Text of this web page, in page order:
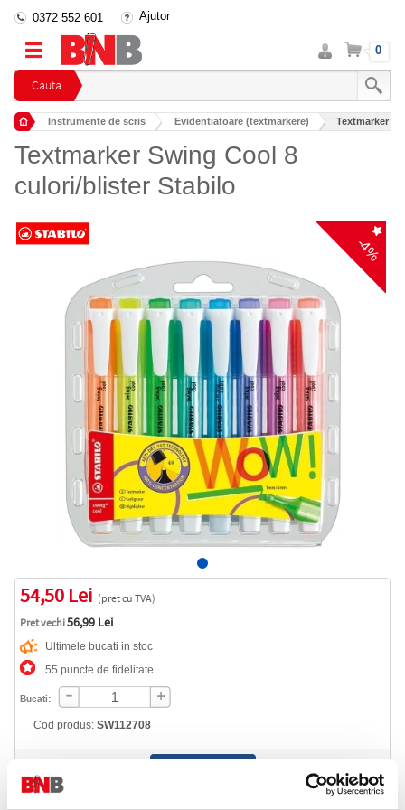
Cauta
0372 552 601 Ajutor
Intra
in
cont
Cos 0
Instrumente de scris Evidentiatoare (textmarkere) Textmarker
Textmarker Swing Cool 8
culori/blister Stabilo
-4%
54,50 Lei (pret cu TVA)
Pret vechi56,99 Lei
Ultimele bucati in stoc
55 puncte de fidelitate
Bucati:
Cod produs: SW112708